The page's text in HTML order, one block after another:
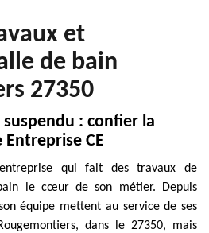
et
de bain
27350
suspendu : confier la
Entreprise CE
qui fait des travaux de
le cœur de son métier. Depuis
équipe mettent au service de ses
dans le 27350, mais